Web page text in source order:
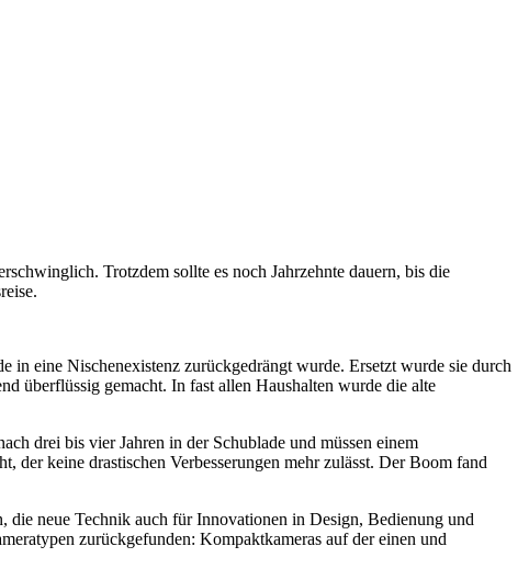
Trotzdem sollte es noch Jahrzehnte dauern, bis die
in eine Nischenexistenz zurückgedrängt wurde. Ersetzt wurde sie durch
überflüssig gemacht. In fast allen Haushalten wurde die alte
drei bis vier Jahren in der Schublade und müssen einem
der keine drastischen Verbesserungen mehr zulässt. Der Boom fand
die neue Technik auch für Innovationen in Design, Bedienung und
zurückgefunden: Kompaktkameras auf der einen und